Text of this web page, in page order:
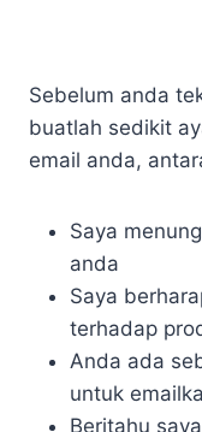
Sebelum anda
buatlah sedikit
email anda,
Saya
anda
Saya
terhadap
Anda ada
untuk
Beritahu